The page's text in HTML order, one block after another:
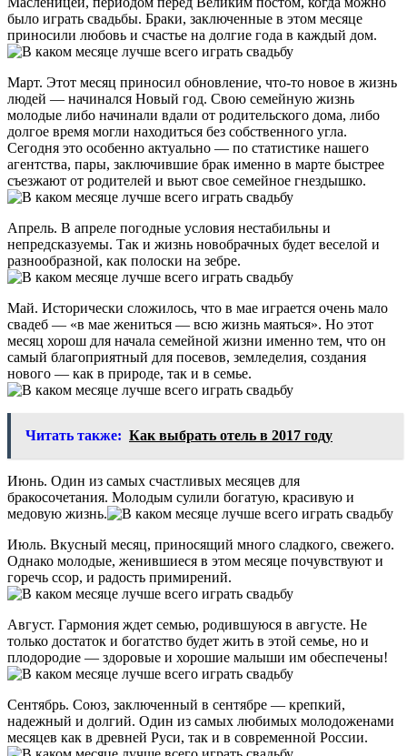
было играть свадьбы. Браки, заключенные в этом месяце
приносили любовь и счастье на долгие года в каждый дом.
Март. Этот месяц приносил обновление, что-то новое в жизнь
людей — начинался Новый год. Свою семейную жизнь
молодые либо начинали вдали от родительского дома, либо
долгое время могли находиться без собственного угла.
Сегодня это особенно актуально — по статистике нашего
агентства, пары, заключившие брак именно в марте быстрее
съезжают от родителей и вьют свое семейное гнездышко.
Апрель. В апреле погодные условия нестабильны и
непредсказуемы. Так и жизнь новобрачных будет веселой и
разнообразной, как полоски на зебре.
Май. Исторически сложилось, что в мае играется очень мало
свадеб — «в мае жениться — всю жизнь маяться». Но этот
месяц хорош для начала семейной жизни именно тем, что он
самый благоприятный для посевов, земледелия, создания
нового — как в природе, так и в семье.
Читать также: Как выбрать отель в 2017 году
Июнь. Один из самых счастливых месяцев для
бракосочетания. Молодым сулили богатую, красивую и
медовую жизнь.
Июль. Вкусный месяц, приносящий много сладкого, свежего.
Однако молодые, женившиеся в этом месяце почувствуют и
горечь ссор, и радость примирений.
Август. Гармония ждет семью, родившуюся в августе. Не
только достаток и богатство будет жить в этой семье, но и
плодородие — здоровые и хорошие малыши им обеспечены!
Сентябрь. Союз, заключенный в сентябре — крепкий,
надежный и долгий. Один из самых любимых молодоженами
месяцев как в древней Руси, так и в современной России.